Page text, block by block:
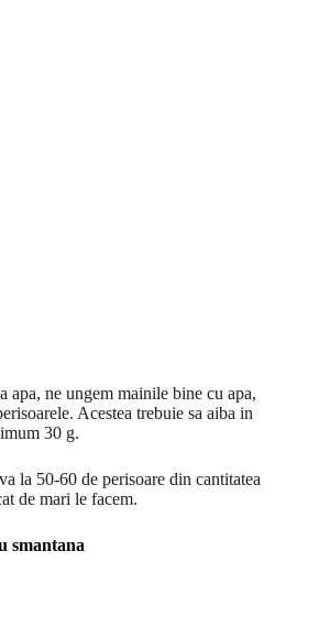
apa, ne ungem mainile bine cu apa,
Acestea trebuie sa aiba in
30 g.
la 50-60 de perisoare din cantitatea
de mari le facem.
smantana